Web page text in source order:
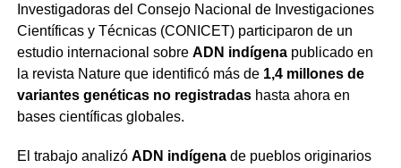
Investigadoras del Consejo Nacional de Investigaciones
Científicas y Técnicas (CONICET) participaron de un
estudio internacional sobre ADN indígenapublicado en
la revista Natureque identificó más de 1,4 millones de
variantes genéticas no registradashasta ahora en
bases científicas globales.
El trabajo analizó ADN indígenade pueblos originarios